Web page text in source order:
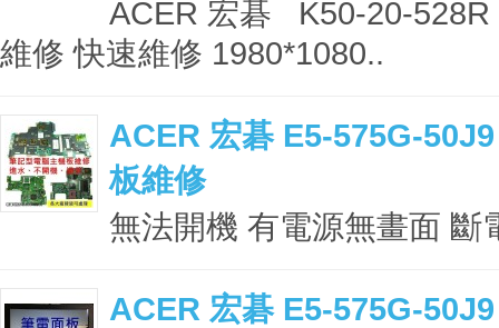
ACER 宏碁 K50-20-528R
維修 快速維修 1980*1080..
ACER 宏碁 E5-575G-
板維修
無法開機 有電源無畫面
ACER 宏碁 E5-575G-